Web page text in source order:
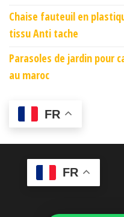
Chaise fauteuil en
tissu Anti tache
Parasoles de jardin pour
au maroc
FR
FR